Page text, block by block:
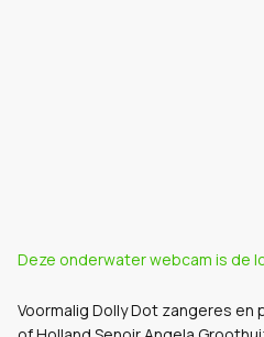
Deze onderwater webcam is de
Voormalig Dolly Dot zangeres en